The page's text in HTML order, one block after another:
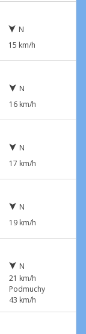
N
15 km/h
N
16 km/h
N
17 km/h
N
19 km/h
N
21 km/h
Podmuchy
43 km/h